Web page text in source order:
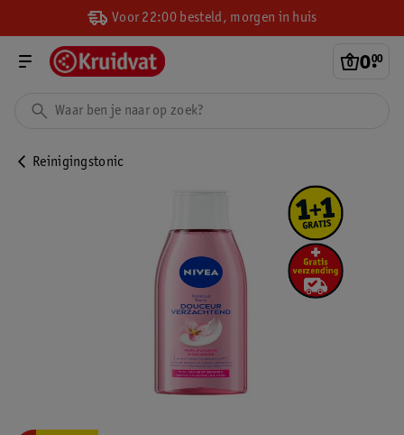
Voor 22:00 besteld, morgen in huis
0.
00
Reinigingstonic